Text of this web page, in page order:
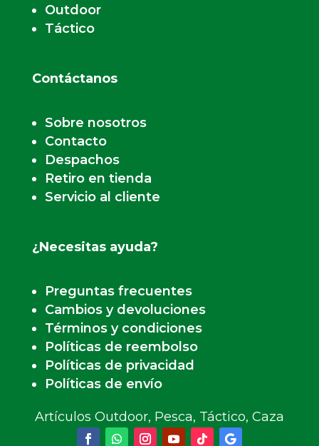
Outdoor
Táctico
Contáctanos
Sobre nosotros
Contacto
Despachos
Retiro en tienda
Servicio al cliente
¿Necesitas ayuda?
Preguntas frecuentes
Cambios y devoluciones
Términos y condiciones
Políticas de reembolso
Políticas de privacidad
Políticas de envío
Artículos Outdoor, Pesca, Táctico, Caza